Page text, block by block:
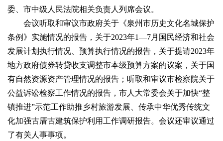
委、市中级人民法院相关负责人列席会议。
会议听取和审议市政府关于《泉州市历史文化名城保护
条例》实施情况的报告，关于2023年1—7月国民经济和社会
发展计划执行情况、预算执行情况的报告，关于提请2023年
地方政府债券转贷收支调整市本级预算方案的议案，关于国
有自然资源资产管理情况的报告；听取和审议市检察院关于
公益诉讼检察工作情况的报告，市人大常委会关于加快“整
镇推进”示范工作助推乡村旅游发展、传承中华优秀传统文
化加强古厝古建筑保护利用工作调研报告。会议还审议通过
了有关人事事项。